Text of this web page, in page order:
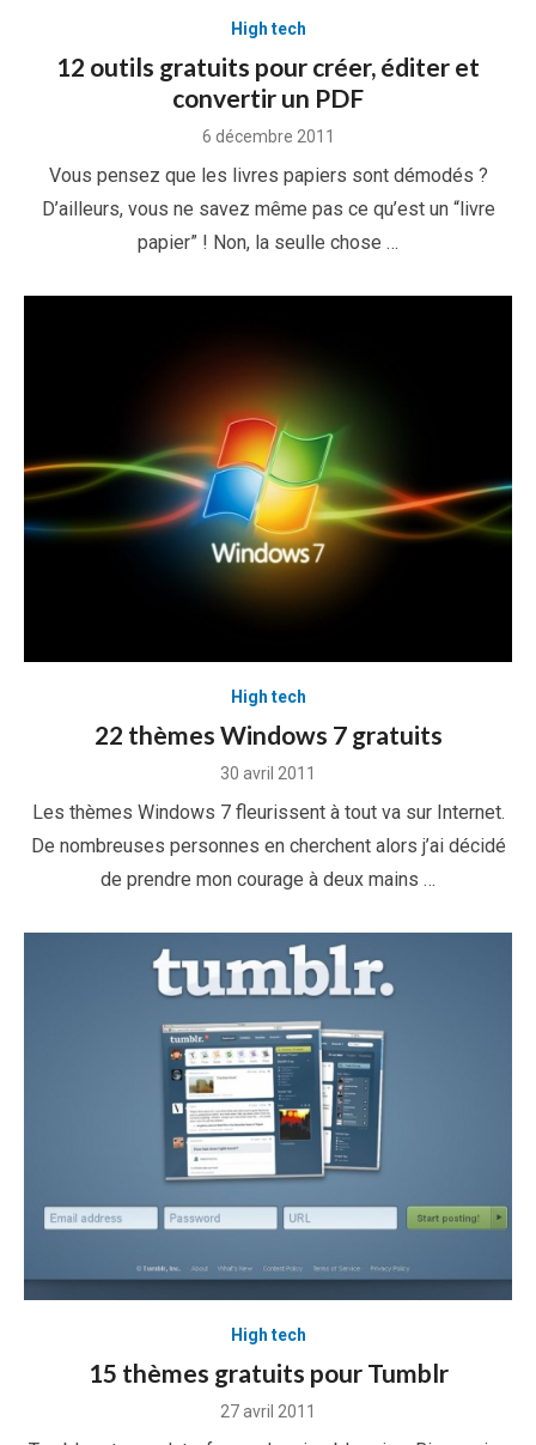
High tech
12 outils gratuits pour créer, éditer et
convertir un PDF
Posted
6 décembre 2011
Vous pensez que les livres papiers sont démodés ?
D’ailleurs, vous ne savez même pas ce qu’est un “livre
papier” ! Non, la seulle chose …
High tech
22 thèmes Windows 7 gratuits
Posted
30 avril 2011
Les thèmes Windows 7 fleurissent à tout va sur Internet.
De nombreuses personnes en cherchent alors j’ai décidé
de prendre mon courage à deux mains …
High tech
15 thèmes gratuits pour Tumblr
Posted
27 avril 2011